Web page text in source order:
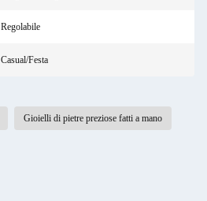
Regolabile
Casual/Festa
Gioielli di pietre preziose fatti a mano